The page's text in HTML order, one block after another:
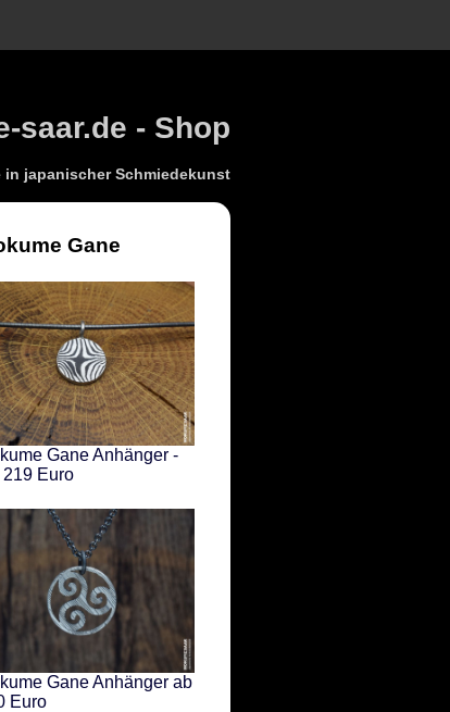
saar.de - Shop
in japanischer Schmiedekunst
Gane
Gane Anhänger -
219 Euro
Gane Anhänger ab
Euro